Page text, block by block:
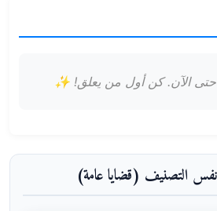
حتى الآن. كن أول من يعلق! ✨
التصنيف (قضايا عامة)